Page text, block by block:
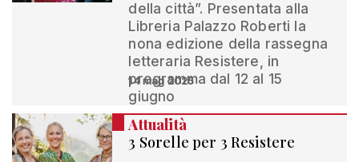
della città”. Presentata alla
Libreria Palazzo Roberti la
nona edizione della rassegna
letteraria Resistere, in
programma dal 12 al 15
giugno
14 mag 2025
Attualità
3 Sorelle per 3 Resistere